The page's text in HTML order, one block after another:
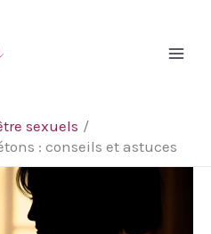
sexuels
: conseils et astuces